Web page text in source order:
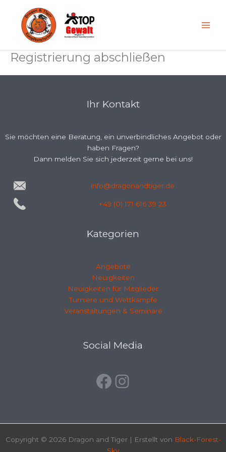
springen
Registrierung abschließen
Ihr Kontakt
Sie möchten eine Beratung, ein unverbindliches Angebot oder
haben Fragen?
Dann melden Sie sich jederzeit gerne bei uns!
info@dragonandtiger.de
+49 (0) 171 616 39 23
Kategorien
Angebote
Neuigkeiten
Neuigkeiten für Mitglieder
Turniere und Wettkämpfe
Veranstaltungen & Seminare
Social Media
Facebook
Copyright © 2026 Dragon and Tiger | Erstellt von Black-Forest-